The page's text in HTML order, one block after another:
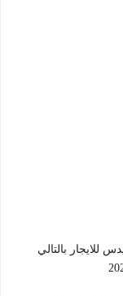
بالتالي